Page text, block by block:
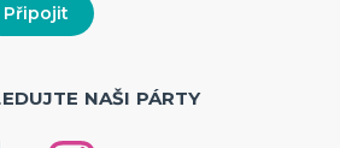
NAŠI PÁRTY